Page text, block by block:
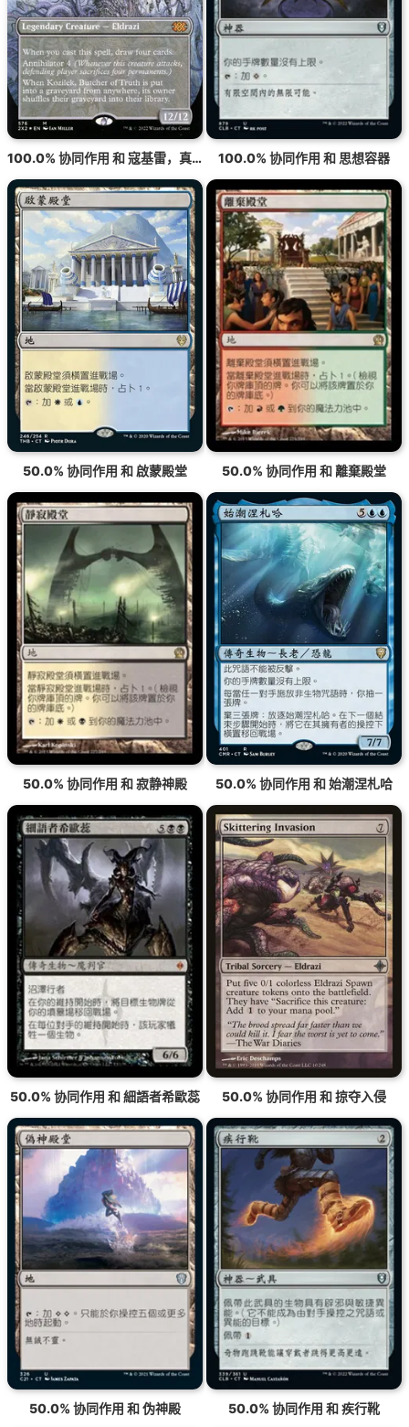
100.0% 协同作用 和 思想容器
50.0% 协同作用 和 啟蒙殿堂 50.0% 协同作用 和 離棄殿堂
50.0% 协同作用 和 寂静神殿 50.0% 协同作用 和 始潮涅札哈
50.0% 协同作用 和 細語者希歐蕊 50.0% 协同作用 和 掠夺入侵
50.0% 协同作用 和 伪神殿 50.0% 协同作用 和 疾行靴